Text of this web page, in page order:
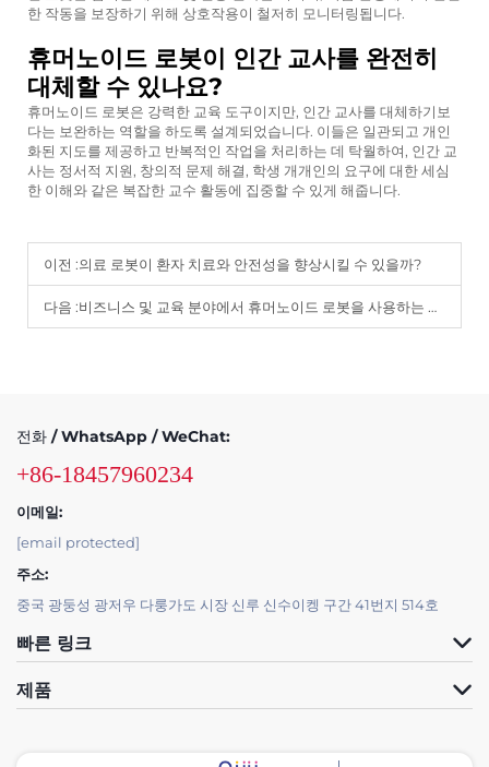
한 작동을 보장하기 위해 상호작용이 철저히 모니터링됩니다.
휴머노이드 로봇이 인간 교사를 완전히
대체할 수 있나요?
휴머노이드 로봇은 강력한 교육 도구이지만, 인간 교사를 대체하기보
다는 보완하는 역할을 하도록 설계되었습니다. 이들은 일관되고 개인
화된 지도를 제공하고 반복적인 작업을 처리하는 데 탁월하여, 인간 교
사는 정서적 지원, 창의적 문제 해결, 학생 개개인의 요구에 대한 세심
한 이해와 같은 복잡한 교수 활동에 집중할 수 있게 해줍니다.
이전 :의료 로봇이 환자 치료와 안전성을 향상시킬 수 있을까?
다음 :비즈니스 및 교육 분야에서 휴머노이드 로봇을 사용하는 주요 이점
전화 / WhatsApp / WeChat:
+86-18457960234
이메일:
[email protected]
주소:
중국 광둥성 광저우 다룽가도 시장 신루 신수이켕 구간 41번지 514호
빠른 링크
제품